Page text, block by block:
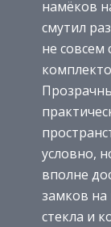
намёков
смутил
не совсем
условно,
вполне
замков на
стекла и